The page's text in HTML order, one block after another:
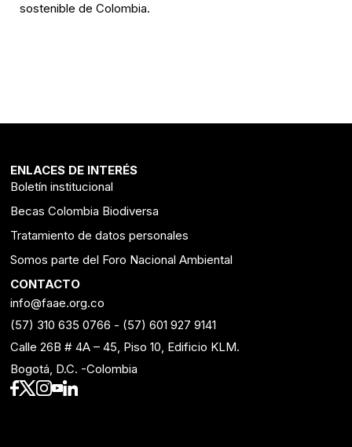
sostenible de Colombia.
ENLACES DE INTERÉS
Boletín institucional
Becas Colombia Biodiversa
Tratamiento de datos personales
Somos parte del Foro Nacional Ambiental
CONTACTO
info@faae.org.co
(57) 310 635 0766 - (57) 601 927 9141
Calle 26B # 4A – 45, Piso 10, Edificio KLM.
Bogotá, D.C. -Colombia